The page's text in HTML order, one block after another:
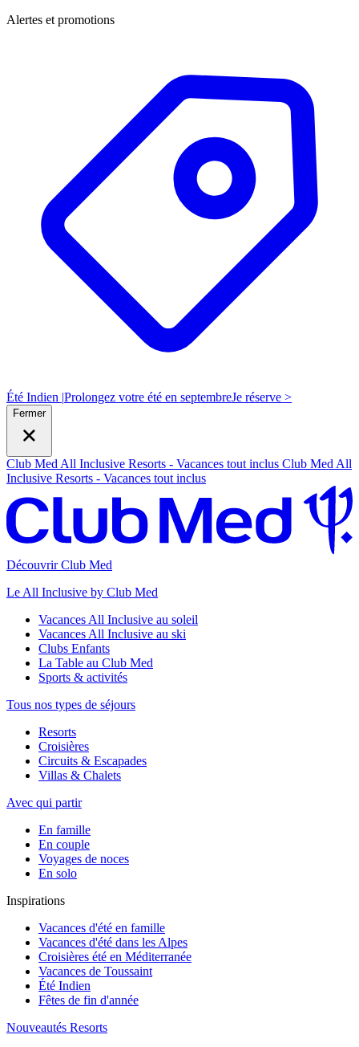
Alertes et promotions
Été Indien |Prolongez votre été en septembreJe réserve >
Fermer
Club Med All Inclusive Resorts - Vacances tout inclus Club Med All
Inclusive Resorts - Vacances tout inclus
Découvrir Club Med
Le All Inclusive by Club Med
Vacances All Inclusive au soleil
Vacances All Inclusive au ski
Clubs Enfants
La Table au Club Med
Sports & activités
Tous nos types de séjours
Resorts
Croisières
Circuits & Escapades
Villas & Chalets
Avec qui partir
En famille
En couple
Voyages de noces
En solo
Inspirations
Vacances d'été en famille
Vacances d'été dans les Alpes
Croisières été en Méditerranée
Vacances de Toussaint
Été Indien
Fêtes de fin d'année
Nouveautés Resorts